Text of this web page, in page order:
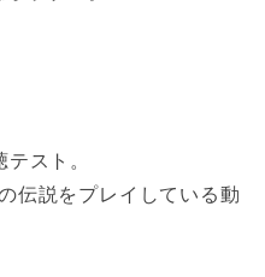
スト。
伝説をプレイしている動